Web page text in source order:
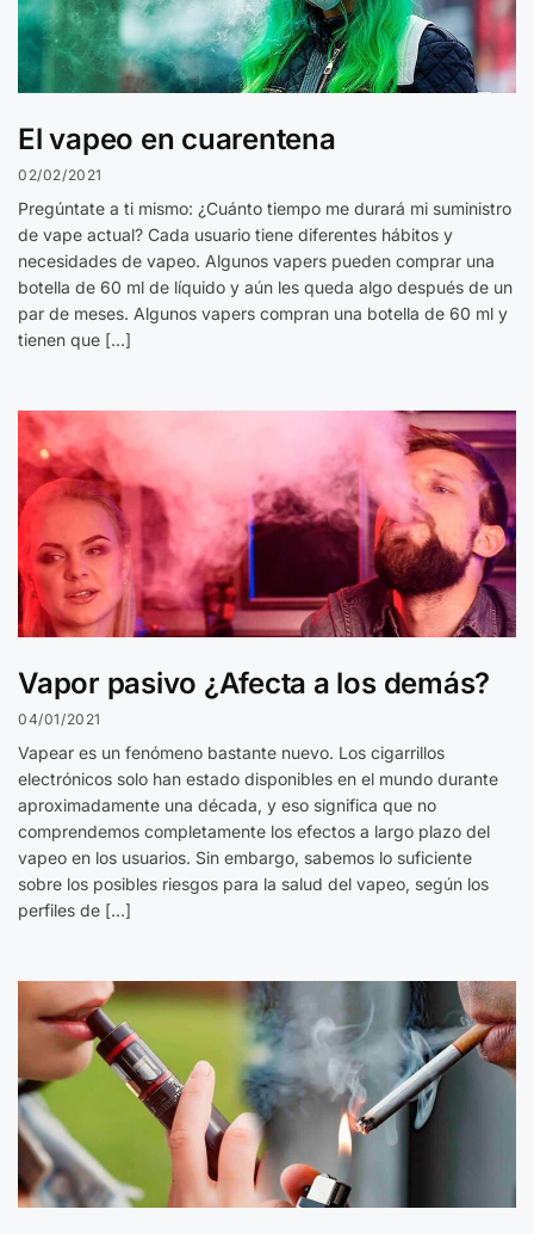
El vapeo en cuarentena
02/02/2021
Pregúntate a ti mismo: ¿Cuánto tiempo me durará mi suministro
de vape actual? Cada usuario tiene diferentes hábitos y
necesidades de vapeo. Algunos vapers pueden comprar una
botella de 60 ml de líquido y aún les queda algo después de un
par de meses. Algunos vapers compran una botella de 60 ml y
tienen que […]
Vapor pasivo ¿Afecta a los demás?
04/01/2021
Vapear es un fenómeno bastante nuevo. Los cigarrillos
electrónicos solo han estado disponibles en el mundo durante
aproximadamente una década, y eso significa que no
comprendemos completamente los efectos a largo plazo del
vapeo en los usuarios. Sin embargo, sabemos lo suficiente
sobre los posibles riesgos para la salud del vapeo, según los
perfiles de […]